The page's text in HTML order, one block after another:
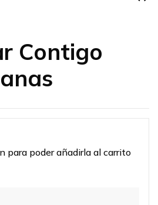
Contigo
para poder añadirla al carrito